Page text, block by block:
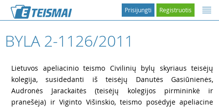
Registruotis
Prisijungti
BYLA 2-1126/2011
Lietuvos apeliacinio teismo Civilinių bylų skyriaus teisėjų
kolegija, susidedanti iš teisėjų Danutės Gasiūnienės,
Audronės Jarackaitės (teisėjų kolegijos pirmininkė ir
pranešėja) ir Viginto Višinskio, teismo posėdyje apeliacine